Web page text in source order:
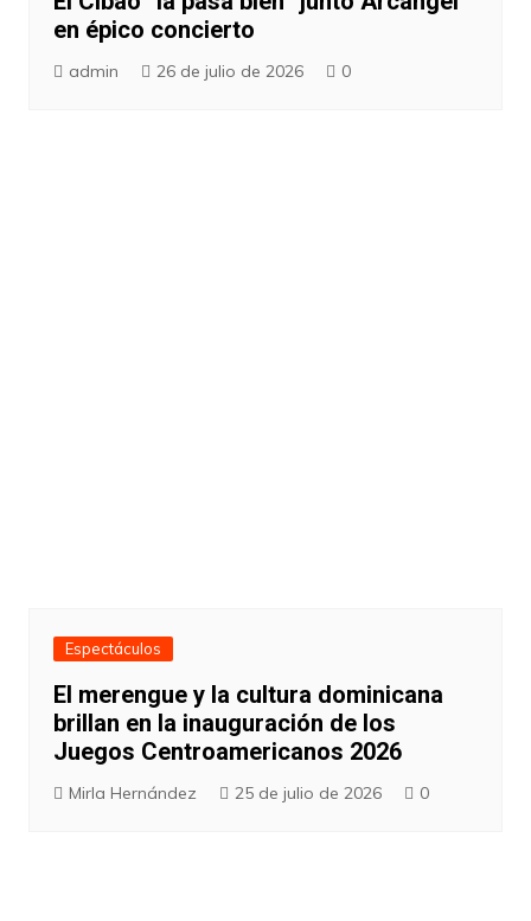
en épico concierto
admin 26 de julio de 2026 0
Espectáculos
El merengue y la cultura dominicana
brillan en la inauguración de los
Juegos Centroamericanos 2026
Mirla Hernández 25 de julio de 2026 0